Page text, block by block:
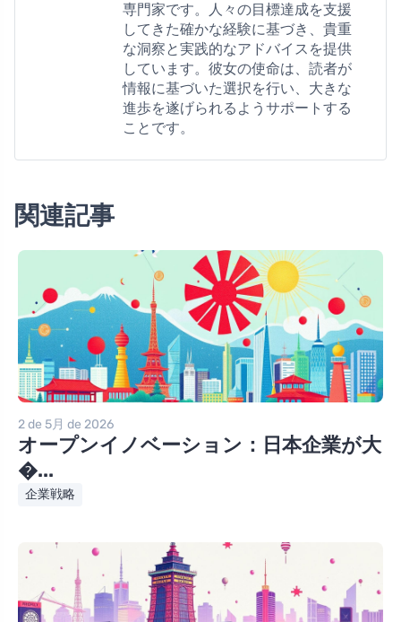
専門家です。人々の目標達成を支援
してきた確かな経験に基づき、貴重
な洞察と実践的なアドバイスを提供
しています。彼女の使命は、読者が
情報に基づいた選択を行い、大きな
進歩を遂げられるようサポートする
ことです。
関連記事
2 de 5月 de 2026
オープンイノベーション：日本企業が大
�...
企業戦略